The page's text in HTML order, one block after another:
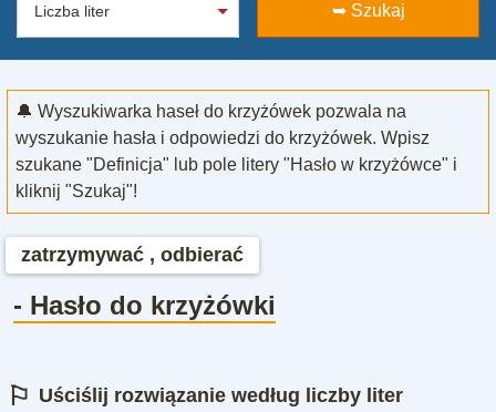
➥ Szukaj
🔔 Wyszukiwarka haseł do krzyżówek pozwala na
wyszukanie hasła i odpowiedzi do krzyżówek. Wpisz
szukane "Definicja" lub pole litery "Hasło w krzyżówce" i
kliknij "Szukaj"!
zatrzymywać , odbierać
- Hasło do krzyżówki
⚐ Uściślij rozwiązanie według liczby liter